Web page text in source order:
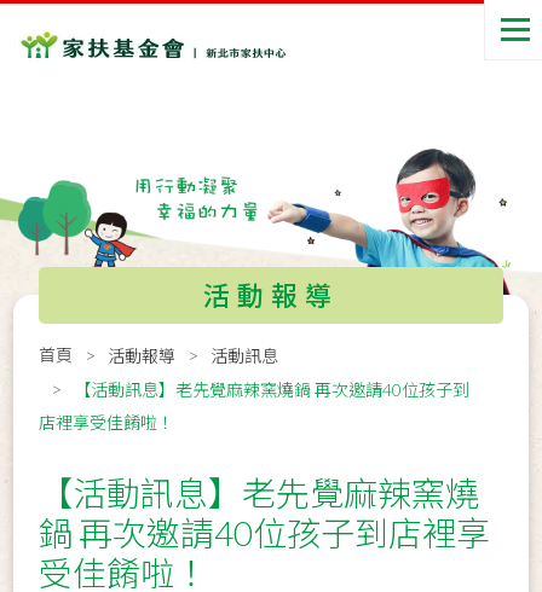
活動報導
首頁 活動報導
活動訊息
【活動訊息】老先覺麻辣窯燒鍋 再次邀請40位孩子到
店裡享受佳餚啦！
【活動訊息】老先覺麻辣窯燒
鍋 再次邀請40位孩子到店裡享
受佳餚啦！